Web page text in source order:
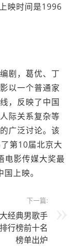
映时间是1996
剧，葛优、丁
以一个普通家
，反映了中国
际关系复杂等
广泛讨论。该
第10届北京大
电影传媒大奖最
上映。
下一篇:
经典男歌手
行榜前十名
榜单出炉